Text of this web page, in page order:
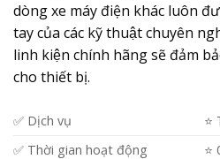
dòng xe máy điện khác luôn
tay của các kỹ thuật chuyên
linh kiện chính hãng sẽ đảm
cho thiết bị.
✅ Dịch vụ
✅ Thời gian hoạt động